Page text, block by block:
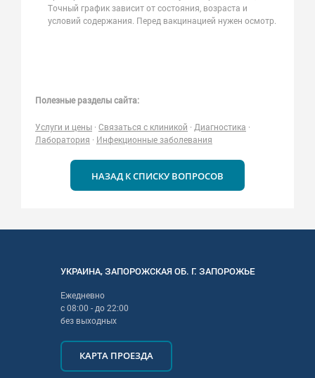
Точный график зависит от состояния, возраста и
условий содержания. Перед вакцинацией нужен осмотр.
Полезные разделы сайта:
Услуги и цены · Связаться с клиникой · Диагностика ·
Лаборатория · Инфекционные заболевания
НАЗАД К СПИСКУ ВОПРОСОВ
УКРАИНА,ЗАПОРОЖСКАЯОБ. Г. ЗАПОРОЖЬЕ
Ежедневно
с08:00 - до22:00
без выходных
КАРТА ПРОЕЗДА